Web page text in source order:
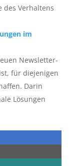
des Verhaltens
im
Newsletter-
für diejenigen
Darin
Lösungen